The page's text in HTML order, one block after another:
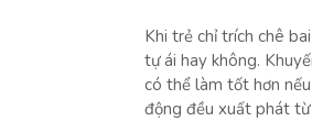
Khi trẻ chỉ trích chê
tự ái hay không.
có thể làm tốt hơn
động đều xuất phát